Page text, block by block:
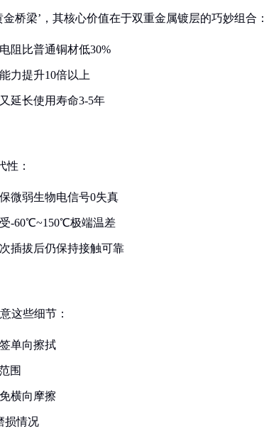
桥梁’，其核心价值在于双重金属镀层的巧妙组合：
阻比普通铜材低30%
力提升10倍以上
延长使用寿命3-5年
性：
微弱生物电信号0失真
-60℃~150℃极端温差
插拔后仍保持接触可靠
这些细节：
单向擦拭
围
横向摩擦
损情况